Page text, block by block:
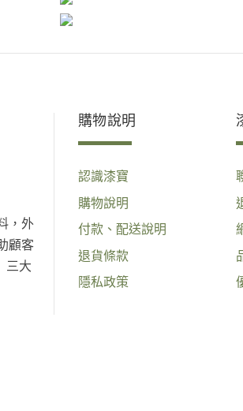
，外
顧客
三大
購物說明
認識漆寶
購物說明
付款、配送說明
退貨條款
隱私政策